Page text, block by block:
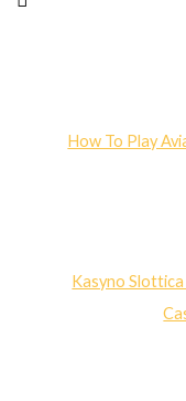
How To Play
Kasyno